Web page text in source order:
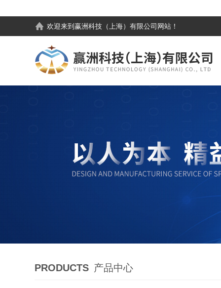
欢迎来到 赢洲科技（上海）有限公司 网站！
PRODUCTS 产品中心